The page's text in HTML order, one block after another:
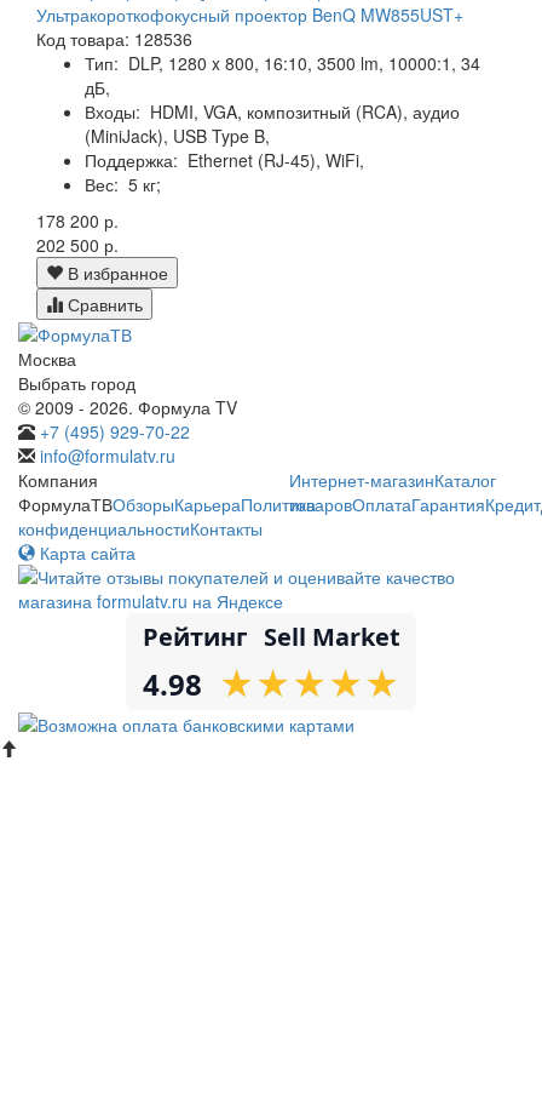
Ультракороткофокусный проектор BenQ MW855UST+
Код товара: 128536
Тип: DLP, 1280 x 800, 16:10, 3500 lm, 10000:1, 34
дБ,
Входы: HDMI, VGA, композитный (RCA), аудио
(MiniJack), USB Type B,
Поддержка: Ethernet (RJ-45), WiFi,
Вес: 5 кг;
178 200 р.
202 500 р.
В избранное
Сравнить
Москва
Выбрать город
© 2009 - 2026. Формула TV
+7 (495) 929-70-22
info@formulatv.ru
Компания
ФормулаТВОбзорыКарьераПолитика
конфиденциальностиКонтакты
Интернет-магазинКаталог
товаровОплатаГарантияКредит
Карта сайта
Рейтинг Sell Market
4.98 ★
★★
★★
★★
★★
★